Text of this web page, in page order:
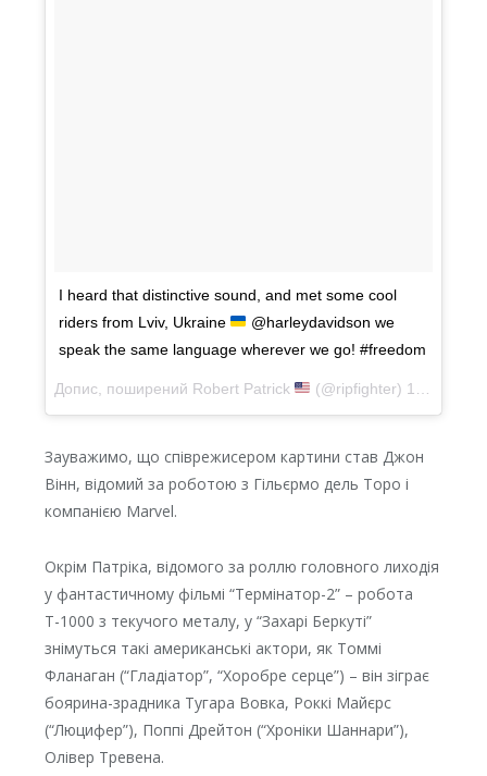
I heard that distinctive sound, and met some cool
riders from Lviv, Ukraine
@harleydavidson we
speak the same language wherever we go! #freedom
Допис, поширений Robert Patrick (@ripfighter) 18 Чер 2018 р. о 1:42 PDT
Зауважимо, що співрежисером картини став Джон
Вінн, відомий за роботою з Гільєрмо дель Торо і
компанією Marvel.
Окрім Патріка, відомого за роллю головного лиходія
у фантастичному фільмі “Термінатор-2” – робота
Т-1000 з текучого металу, у “Захарі Беркуті”
знімуться такі американські актори, як Томмі
Фланаган (“Гладіатор”, “Хоробре серце”) – він зіграє
боярина-зрадника Тугара Вовка, Роккі Майєрс
(“Люцифер”), Поппі Дрейтон (“Хроніки Шаннари”),
Олівер Тревена.